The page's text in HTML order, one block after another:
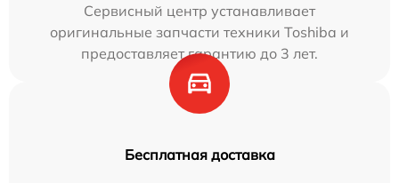
Сервисный центр устанавливает
оригинальные запчасти техники Toshiba и
предоставляет гарантию до 3 лет.
Бесплатная доставка